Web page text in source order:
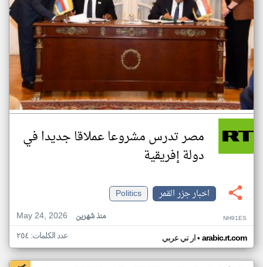
مصر تدرس مشروعا عملاقا جديدا في
دولة إفريقية
اخبار جزر القمر
Politics
May 24, 2026
منذ شهرين NH91ES
ار تي عربي• arabic.rt.com عدد الكلمات: ٢٥٤